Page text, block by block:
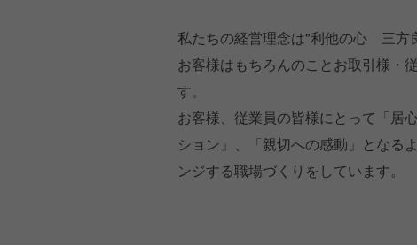
私たちの経営理念は"利他の心 三方
お客様はもちろんのことお取引様・
す。
お客様、従業員の皆様にとって「居
ション」、「親切への感動」となる
ンジする職場づくりをしています。